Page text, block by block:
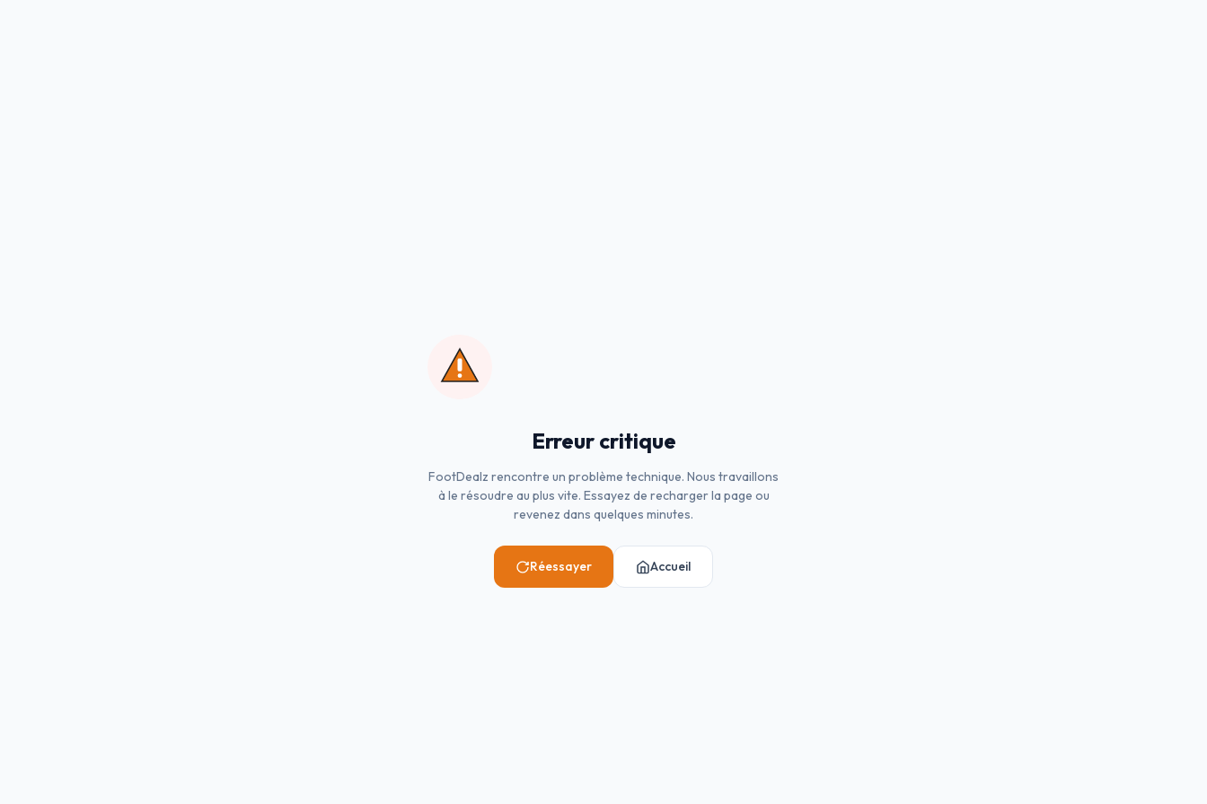
Erreur critique
FootDealz rencontre un problème technique. Nous travaillons
à le résoudre au plus vite. Essayez de recharger la page ou
revenez dans quelques minutes.
Réessayer Accueil